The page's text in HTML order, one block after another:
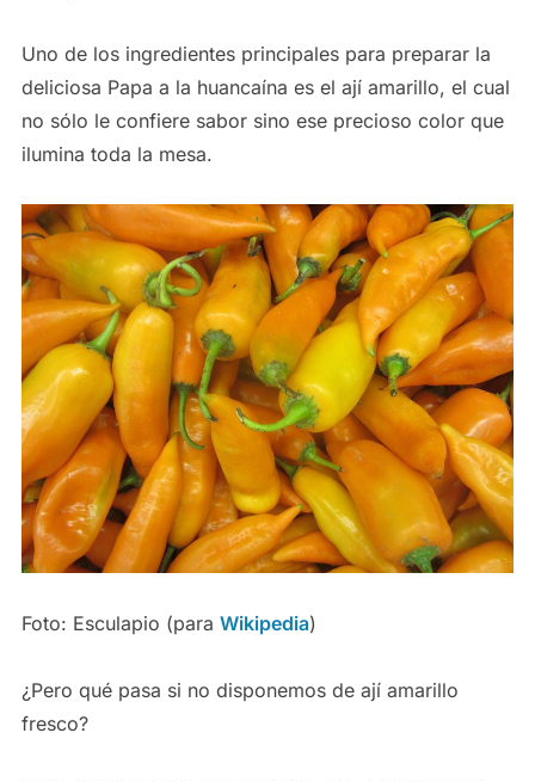
Uno de los ingredientes principales para preparar la
deliciosa Papa a la huancaína es el ají amarillo, el cual
no sólo le confiere sabor sino ese precioso color que
ilumina toda la mesa.
Foto: Esculapio (para Wikipedia)
¿Pero qué pasa si no disponemos de ají amarillo
fresco?